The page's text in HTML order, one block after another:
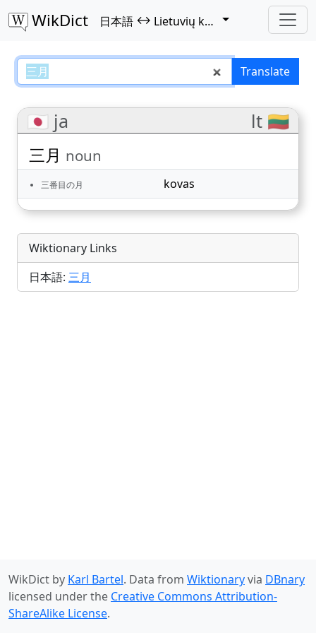
WikDict 日本語↔ Lietuvių kalba
三月 – 日本語–Lietuvių kalba
Translate
🇯🇵 ja lt 🇱🇹
三月 noun
三番目の月 kovas
Wiktionary Links
日本語: 三月
WikDict by Karl Bartel. Data from Wiktionaryvia DBnary
licensed under the Creative Commons Attribution-
ShareAlike License.